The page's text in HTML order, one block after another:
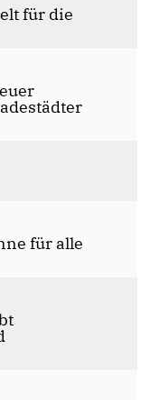
für die
für alle